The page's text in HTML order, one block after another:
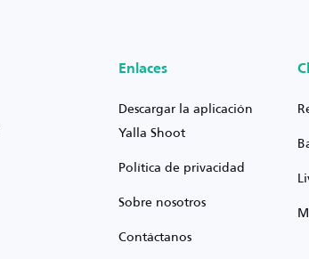
Enlaces
Descargar la aplicación
Yalla Shoot
Política de privacidad
Sobre nosotros
Contáctanos